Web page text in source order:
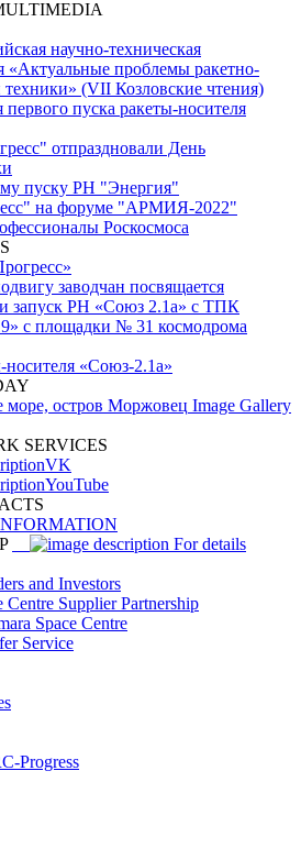
научно-техническая
«Актуальные проблемы ракетно-
техники» (VII Козловские чтения)
первого пуска ракеты-носителя
отпраздновали День
пуску РН "Энергия"
на форуме "АРМИЯ-2022"
Роскосмоса
заводчан посвящается
запуск РН «Союз 2.1а» с ТПК
с площадки № 31 космодрома
«Союз-2.1а»
море, остров Моржовец Image Gallery
SERVICES
VK
YouTube
For details
and Investors
Centre Supplier Partnership
Space Centre
Service
Progress